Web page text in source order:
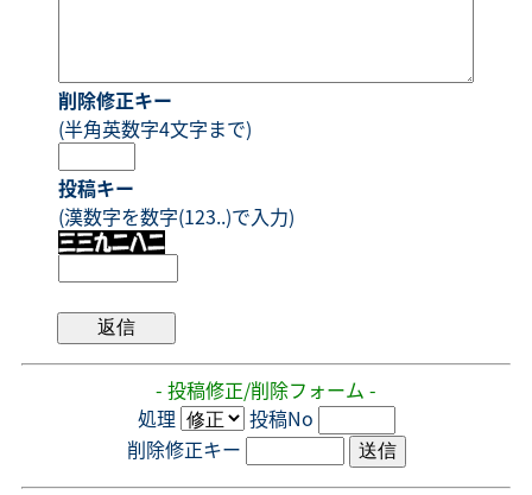
削除修正キー
(半角英数字4文字まで)
投稿キー
(漢数字を数字(123..)で入力)
- 投稿修正/削除フォーム -
処理
投稿No
削除修正キー